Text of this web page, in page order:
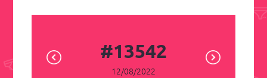
#13542
12/08/2022